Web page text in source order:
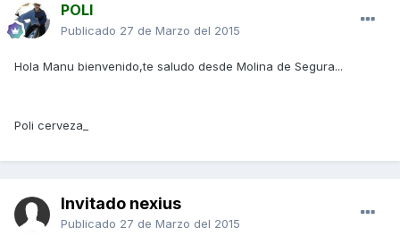
POLI
Publicado 27 de Marzo del 2015
Hola Manu bienvenido,te saludo desde Molina de Segura...
Poli cerveza_
Invitado nexius
Publicado 27 de Marzo del 2015